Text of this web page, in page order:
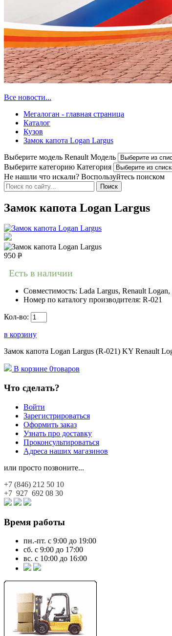
Все новости...
Мегалоган - главная страница
Каталог
Кузов
Замок капота Logan Largus
Выберите модель Renault Модель
Выберите категорию Категория
Не нашли что искали? Воспользуйтесь поиском
Замок капота Logan Largus
950 Р
Есть в наличии
Совместимость: Lada Largus, Renault
Номер по каталогу производителя: R-021
Кол-во:
в корзину
Замок капота Logan Largus (R-021) KY Renault
В корзине 0товаров
Что сделать?
Войти
Зарегистрироваться
Оформить заказ
Узнать про доставку
Проконсультироваться
Адреса наших магазинов
или просто позвоните...
+7 (846) 212 50 10
+7 927 692 08 30
Время работы
пн.-пт. с 9:00 до 19:00
сб. с 9:00 до 17:00
вс. с 10:00 до 16:00